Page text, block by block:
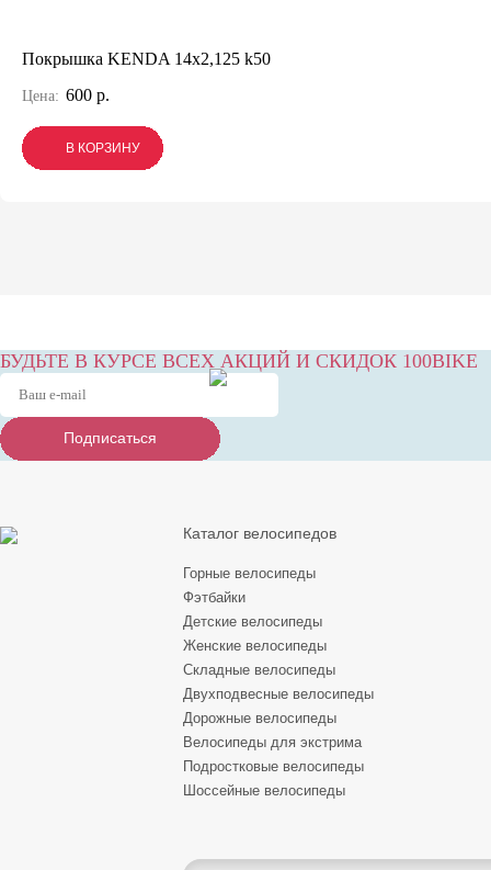
Покрышка KENDA 14х2,125 k50
Цена: 600 р.
В КОРЗИНУ
В КОРЗИНУ
В КОРЗИНУ
БУДЬТЕ В КУРСЕ ВСЕХ АКЦИЙ И СКИДОК 100BIKE
Подписаться
Подписаться
Подписаться
Каталог велосипедов
Горные велосипеды
Фэтбайки
Детские велосипеды
Женские велосипеды
Складные велосипеды
Двухподвесные велосипеды
Дорожные велосипеды
Велосипеды для экстрима
Подростковые велосипеды
Шоссейные велосипеды